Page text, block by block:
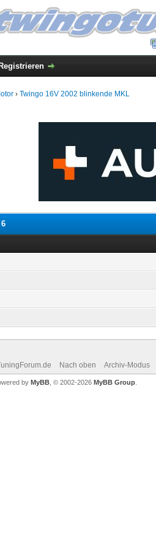
Registrieren
› Twingo 16V 2002 blinkende MKL
Nach oben Archiv-Modus
by MyBB , © 2002-2026 MyBB Group